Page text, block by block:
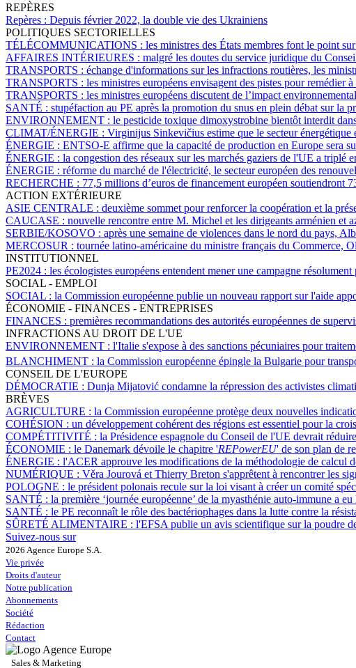
REPÈRES
Repères : Depuis février 2022, la double vie des Ukrainiens
POLITIQUES SECTORIELLES
TÉLÉCOMMUNICATIONS : les ministres des États membres font le point
AFFAIRES INTÉRIEURES : malgré les doutes du service juridique du
TRANSPORTS : échange d'informations sur les infractions routières, les
TRANSPORTS : les ministres européens envisagent des pistes pour remédier
TRANSPORTS : les ministres européens discutent de l’impact
SANTÉ : stupéfaction au PE après la promotion du snus en plein débat sur la
ENVIRONNEMENT : le pesticide toxique dimoxystrobine bientôt interdit
CLIMAT/ÉNERGIE : Virginijus Sinkevičius estime que le secteur énergétique
ÉNERGIE : ENTSO-E affirme que la capacité de production en Europe sera
ÉNERGIE : la congestion des réseaux sur les marchés gaziers de l'UE a triplé
ÉNERGIE : réforme du marché de l'électricité, le secteur européen des
RECHERCHE : 77,5 millions d’euros de financement européen soutiendront
ACTION EXTÉRIEURE
ASIE CENTRALE : deuxième sommet pour renforcer la coopération et la
CAUCASE : nouvelle rencontre entre M. Michel et les dirigeants arménien et
SERBIE/KOSOVO : après une semaine de violences dans le nord du pays,
MERCOSUR : tournée latino-américaine du ministre français du Commerce,
INSTITUTIONNEL
PE2024 : les écologistes européens entendent mener une campagne résolument
SOCIAL - EMPLOI
SOCIAL : la Commission européenne publie un nouveau rapport sur l'aide
ÉCONOMIE - FINANCES - ENTREPRISES
FINANCES : premières recommandations des autorités européennes de
INFRACTIONS AU DROIT DE L'UE
ENVIRONNEMENT : l'Italie s'expose à des sanctions pécuniaires pour
BLANCHIMENT : la Commission européenne épingle la Bulgarie pour
CONSEIL DE L'EUROPE
DÉMOCRATIE : Dunja Mijatović condamne la répression des activistes
BRÈVES
AGRICULTURE : la Commission européenne protège deux nouvelles
COHÉSION : un développement cohérent des régions est essentiel pour la
COMPÉTITIVITÉ : la Présidence espagnole du Conseil de l'UE devrait
ÉCONOMIE : le Danemark dévoile le chapitre 'REPowerEU' de son plan de
ÉNERGIE : l'ACER approuve les modifications de la méthodologie de calcul
NUMÉRIQUE : Věra Jourová et Thierry Breton s'apprêtent à rencontrer les
POLOGNE : le président polonais recule sur la loi visant à créer un comité
SANTÉ : la première ‘journée européenne’ de la myasthénie auto-immune a
SANTÉ : le PE reconnaît le rôle des bactériophages dans la lutte contre la
SÛRETÉ ALIMENTAIRE : l'EFSA publie un avis scientifique sur la poudre
Suivez-nous sur
2026 Agence Europe S.A.
Vie privée
Droits d'auteur
Notre publication
Abonnements
Société
Rédaction
Contact
Sales & Marketing